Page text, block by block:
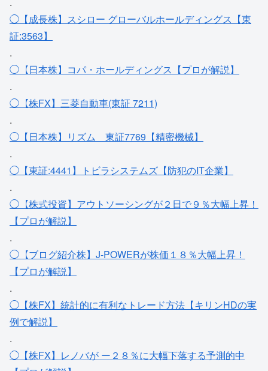
◯【成長株】スシロー グローバルホールディングス【東
証:3563】
.
◯【日本株】コパ・ホールディングス【プロが解説】
.
◯【株FX】三菱自動車(東証 7211)
.
◯【日本株】リズム＿東証7769【精密機械】
.
◯【東証:4441】トビラシステムズ【防犯のIT企業】
.
◯【株式投資】アウトソーシングが２日で９％大幅上昇！
【プロが解説】
.
◯【ブログ紹介株】J-POWERが株価１８％大幅上昇！
【プロが解説】
.
◯【株FX】統計的に有利なトレード方法【キリンHDの実
例で解説】
.
◯【株FX】レノバが ー２８％に大幅下落する予測的中